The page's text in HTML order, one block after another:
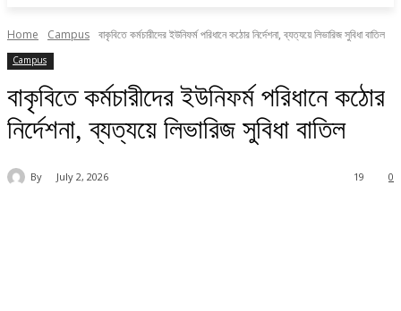
Home Campus বাকৃবিতে কর্মচারীদের ইউনিফর্ম পরিধানে কঠোর নির্দেশনা, ব্যত্যয়ে লিভারিজ সুবিধা বাতিল
Campus
বাকৃবিতে কর্মচারীদের ইউনিফর্ম পরিধানে কঠোর
নির্দেশনা, ব্যত্যয়ে লিভারিজ সুবিধা বাতিল
By July 2, 2026 0
19